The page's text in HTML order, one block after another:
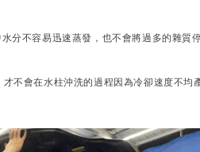
分不容易迅速蒸發，也不會將過多的雜質
不會在水柱沖洗的過程因為冷卻速度不均